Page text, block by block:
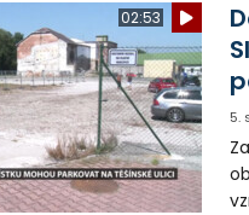
02:53
5.